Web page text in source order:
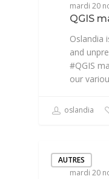
mardi 20
QGIS
Oslandia
and
#QGIS
our
oslandia
AUTRES
mardi 20